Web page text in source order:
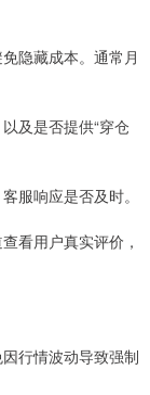
隐藏成本。通常月
及是否提供“穿仓
服响应是否及时。
看用户真实评价，
行情波动导致强制